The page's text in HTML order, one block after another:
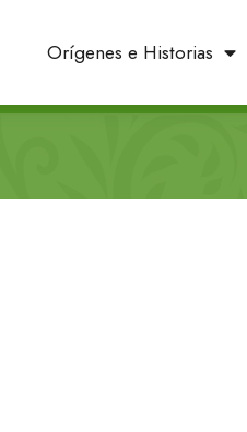
Orígenes e Historias